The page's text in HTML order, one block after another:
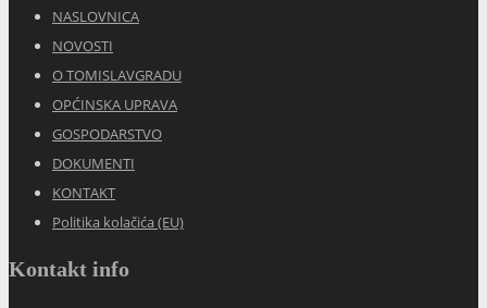
NASLOVNICA
NOVOSTI
O TOMISLAVGRADU
OPĆINSKA UPRAVA
GOSPODARSTVO
DOKUMENTI
KONTAKT
Politika kolačića (EU)
Kontakt info